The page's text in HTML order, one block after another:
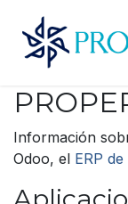
Información
Odoo, el ERP